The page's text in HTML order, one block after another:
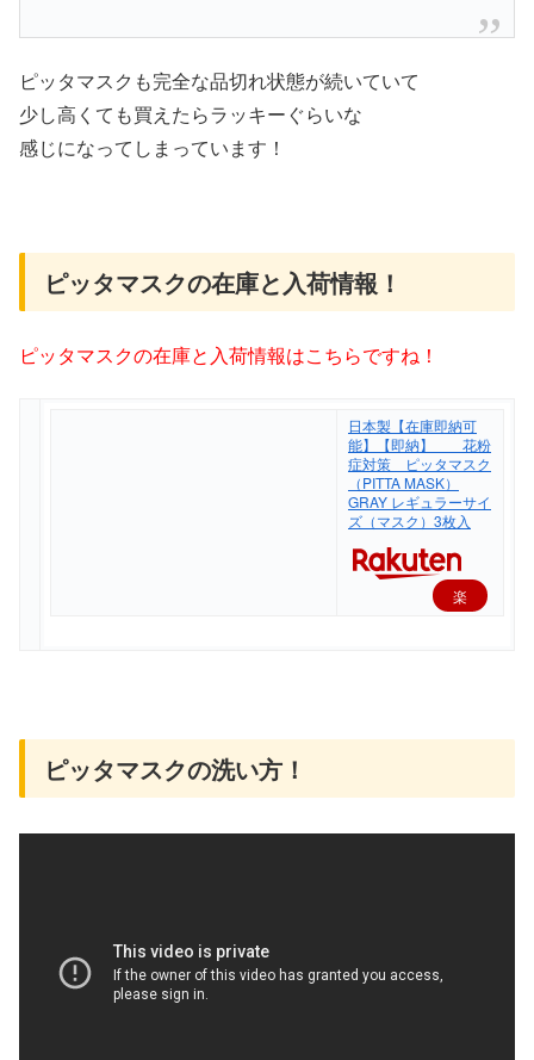
ピッタマスクも完全な品切れ状態が続いていて
少し高くても買えたらラッキーぐらいな
感じになってしまっています！
ピッタマスクの在庫と入荷情報！
ピッタマスクの在庫と入荷情報はこちらですね！
日本製【在庫即納可
能】【即納】 花粉
症対策 ピッタマスク
（PITTA MASK）
GRAY レギュラーサイ
ズ（マスク）3枚入
楽
ピッタマスクの洗い方！